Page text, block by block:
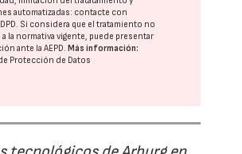
automatizadas: contacte con
. Si considera que el tratamiento no
a la normativa vigente, puede presentar
ante laAEPD. Más información:
Protección de Datos